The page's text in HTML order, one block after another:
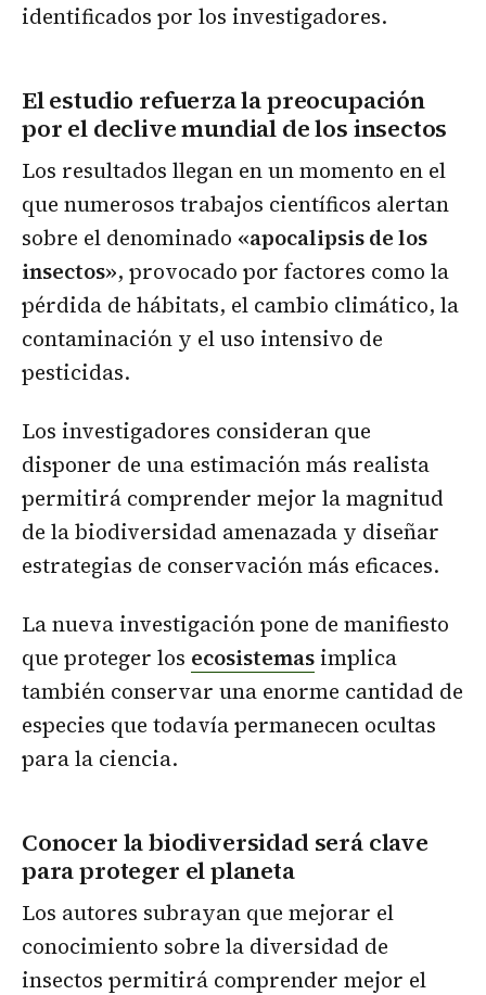
identificados por los investigadores.
El estudio refuerza la preocupación
por el declive mundial de los insectos
Los resultados llegan en un momento en el
que numerosos trabajos científicos alertan
sobre el denominado «apocalipsis de los
insectos», provocado por factores como la
pérdida de hábitats, el cambio climático, la
contaminación y el uso intensivo de
pesticidas.
Los investigadores consideran que
disponer de una estimación más realista
permitirá comprender mejor la magnitud
de la biodiversidad amenazada y diseñar
estrategias de conservación más eficaces.
La nueva investigación pone de manifiesto
que proteger los ecosistemasimplica
también conservar una enorme cantidad de
especies que todavía permanecen ocultas
para la ciencia.
Conocer la biodiversidad será clave
para proteger el planeta
Los autores subrayan que mejorar el
conocimiento sobre la diversidad de
insectos permitirá comprender mejor el